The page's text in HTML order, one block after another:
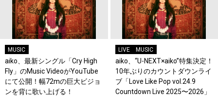
MUSIC
aiko、最新シングル「Cry High
Fly」のMusic VideoがYouTube
にて公開！幅72mの巨大ビジョ
ンを背に歌い上げる！
LIVE MUSIC
aiko、“U-NEXT×aiko”特集決定！
10年ぶりのカウントダウンライ
ブ「Love Like Pop vol.24.9
Countdown Live 2025〜2026」